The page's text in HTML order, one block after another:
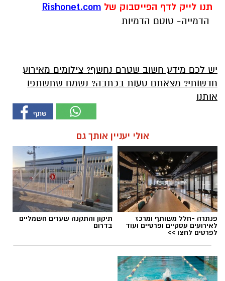
תנו לייק לדף הפייסבוק של Rishonet.com
הדמייה- טוטם הדמיות
יש לכם מידע חשוב שטרם נחשף? צילומים מאירוע
חדשותי? מצאתם טעות בכתבה? נשמח שתשתפו
אותנו
אולי יעניין אותך גם
פנתרה -חלל משותף ומרכז
לאירועים עסקיים ופרטיים ועוד
לפרטים לחצו >>
תיקון והתקנה שערים חשמליים
בדרום